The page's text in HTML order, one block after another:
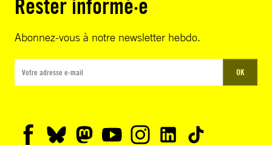
Rester informé·e
Abonnez-vous à notre newsletter hebdo.
OK